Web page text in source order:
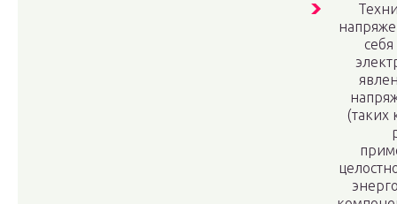
(таких